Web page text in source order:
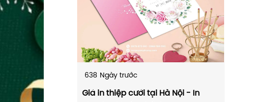
638 Ngày trước
Giá in thiệp cưới tại Hà Nội - In